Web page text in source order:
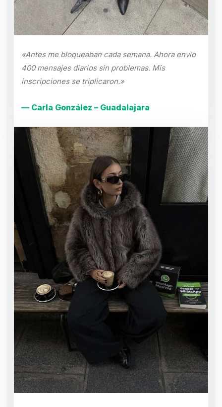
«Antes me bloqueaban cada semana. Ahora envío
400 mensajes diarios sin problemas. Mis
inscripciones se triplicaron.»
— Carla González – Guadalajara